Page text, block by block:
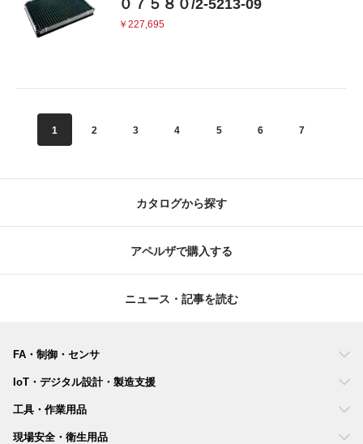
￥227,695
1 2 3 4 5 6 7
カタログから探す
アペルザで購入する
ニュース・記事を読む
FA・制御・センサ
IoT・デジタル設計・製造支援
工具・作業用品
現場安全・衛生用品